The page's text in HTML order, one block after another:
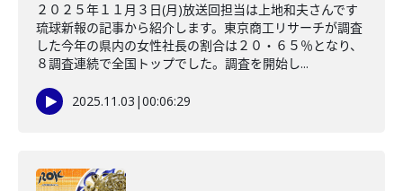
２０２５年１１月３日(月)放送回担当は上地和夫さんです
琉球新報の記事から紹介します。東京商工リサーチが調査
した今年の県内の女性社長の割合は２０・６５％となり、
８調査連続で全国トップでした。調査を開始し...
2025.11.03 |00:06:29